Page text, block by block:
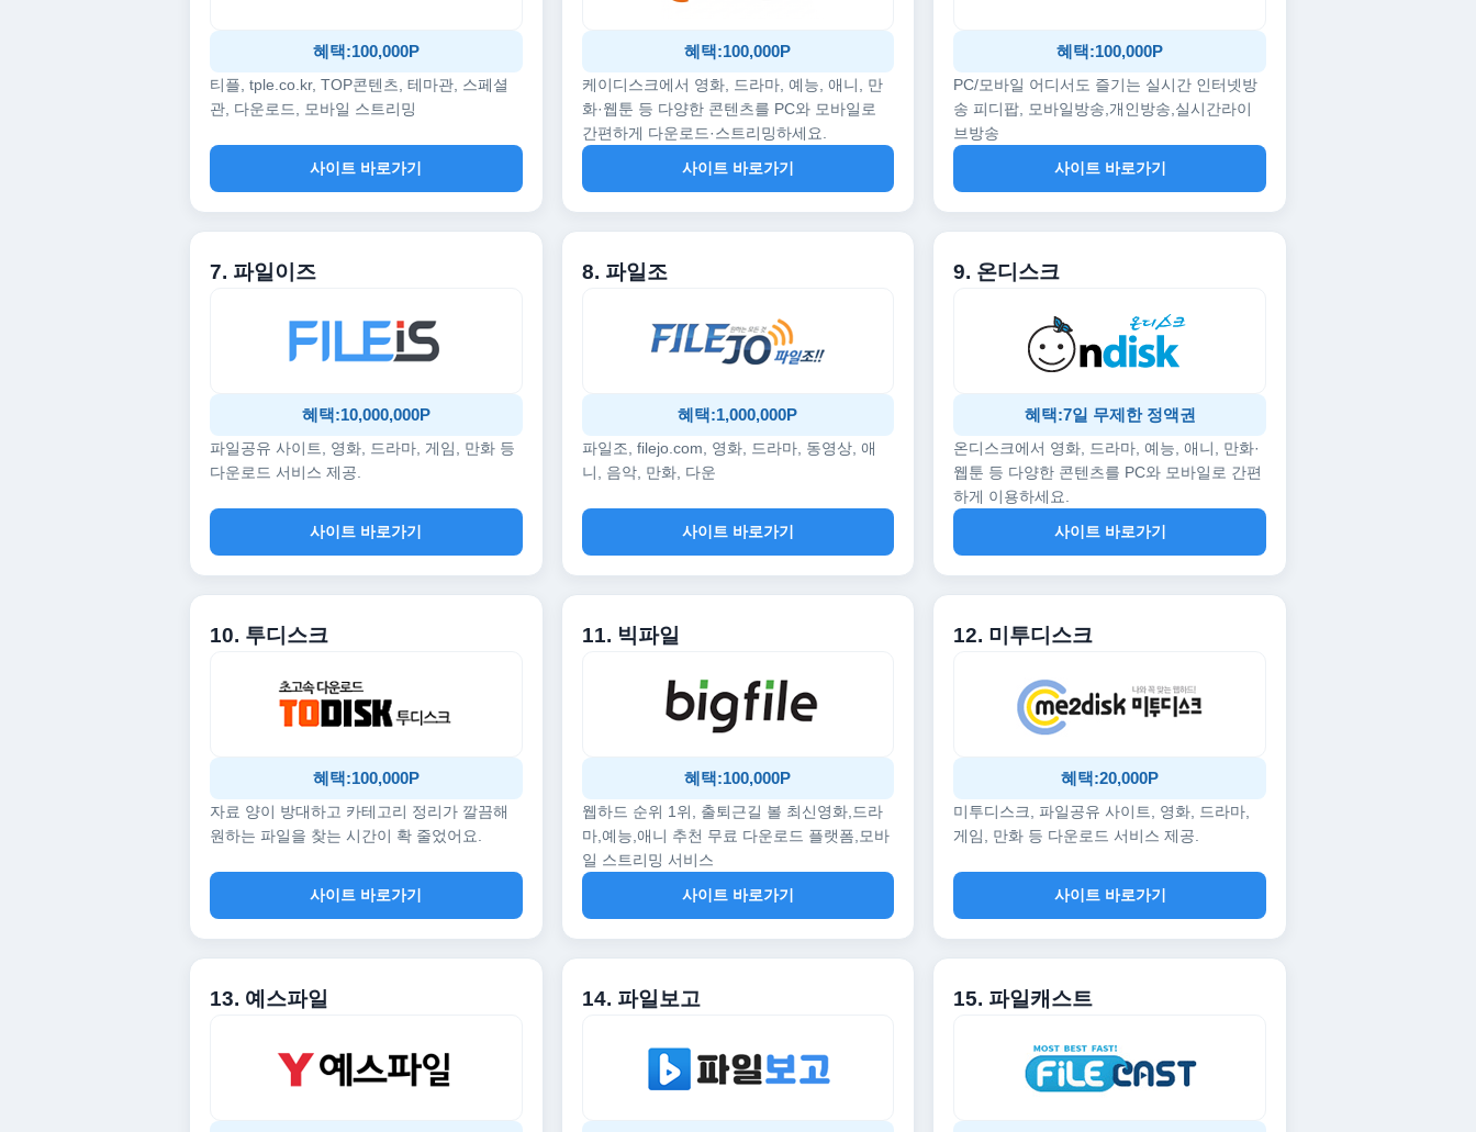
혜택:100,000P
티플, tple.co.kr, TOP콘텐츠, 테마관, 스페셜
관, 다운로드, 모바일 스트리밍
사이트 바로가기
혜택:100,000P
케이디스크에서 영화, 드라마, 예능, 애니, 만
화·웹툰 등 다양한 콘텐츠를 PC와 모바일로
간편하게 다운로드·스트리밍하세요.
사이트 바로가기
혜택:100,000P
PC/모바일 어디서도 즐기는 실시간 인터넷방
송 피디팝, 모바일방송,개인방송,실시간라이
브방송
사이트 바로가기
7. 파일이즈
혜택:10,000,000P
파일공유 사이트, 영화, 드라마, 게임, 만화 등
다운로드 서비스 제공.
사이트 바로가기
8. 파일조
혜택:1,000,000P
파일조, filejo.com, 영화, 드라마, 동영상, 애
니, 음악, 만화, 다운
사이트 바로가기
9. 온디스크
혜택:7일 무제한 정액권
온디스크에서 영화, 드라마, 예능, 애니, 만화·
웹툰 등 다양한 콘텐츠를 PC와 모바일로 간편
하게 이용하세요.
사이트 바로가기
10. 투디스크
혜택:100,000P
자료 양이 방대하고 카테고리 정리가 깔끔해
원하는 파일을 찾는 시간이 확 줄었어요.
사이트 바로가기
11. 빅파일
혜택:100,000P
웹하드 순위 1위, 출퇴근길 볼 최신영화,드라
마,예능,애니 추천 무료 다운로드 플랫폼,모바
일 스트리밍 서비스
사이트 바로가기
12. 미투디스크
혜택:20,000P
미투디스크, 파일공유 사이트, 영화, 드라마,
게임, 만화 등 다운로드 서비스 제공.
사이트 바로가기
13. 예스파일 14. 파일보고 15. 파일캐스트